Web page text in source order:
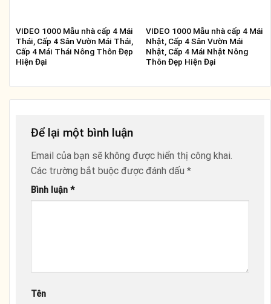
VIDEO 1000 Mẫu nhà cấp 4 Mái
Thái, Cấp 4 Sân Vườn Mái Thái,
Cấp 4 Mái Thái Nông Thôn Đẹp
Hiện Đại
VIDEO 1000 Mẫu nhà cấp 4 Mái
Nhật, Cấp 4 Sân Vườn Mái
Nhật, Cấp 4 Mái Nhật Nông
Thôn Đẹp Hiện Đại
Để lại một bình luận
Email của bạn sẽ không được hiển thị công khai.
Các trường bắt buộc được đánh dấu *
Bình luận *
Tên